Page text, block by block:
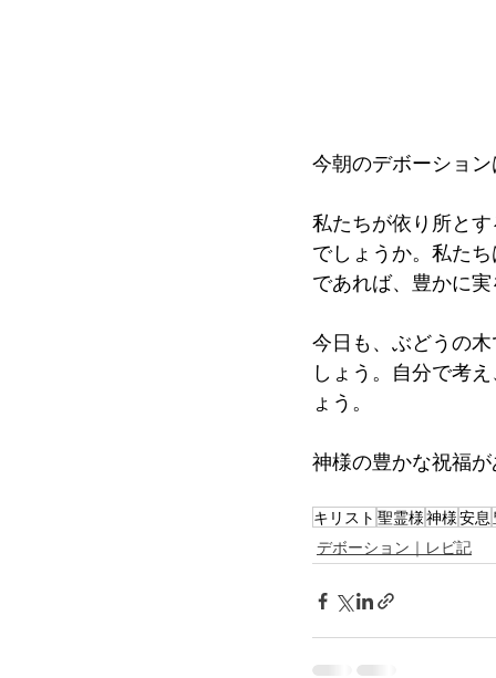
今朝のデボーショ
私たちが依り所と
でしょうか。私た
であれば、豊かに
今日も、ぶどうの
しょう。自分で考
ょう。
神様の豊かな祝福
キリスト 聖霊様神様安息
デボーション｜レビ記